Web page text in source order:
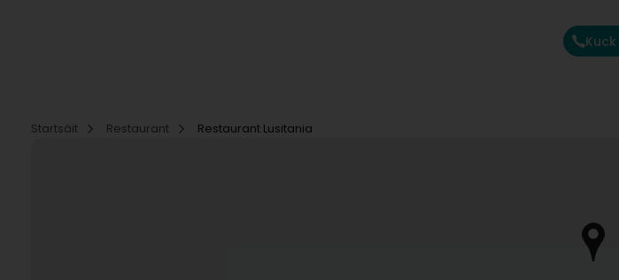
Startsäit
Restaurant Restaurant Lusitania